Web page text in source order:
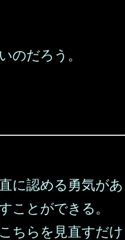
のだろう。
に認める勇気があ
ことができる。
ちらを見直すだけ